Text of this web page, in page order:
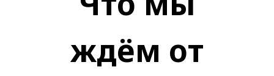
ждём от